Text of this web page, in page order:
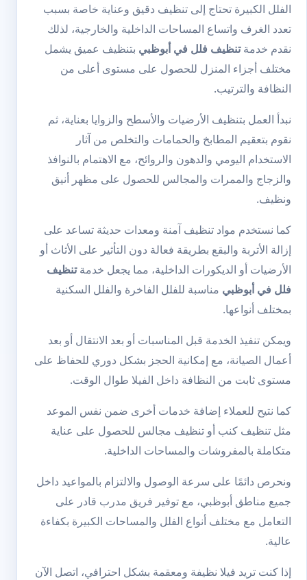
الفلل الكبيرة تحتاج إلى تنظيف دقيق وعناية خاصة بسبب
تعدد الغرف واتساع المساحات الداخلية والخارجية، لذلك
نقدم خدمةتنظيف فلل في أبوظبي بتنظيف عميق يشمل
مختلف أجزاء المنزل للحصول على مستوى أعلى من
النظافة والترتيب.
نبدأ العمل بتنظيف الأرضيات والأسطح والزوايا بعناية، ثم
نقوم بتعقيم المطابخ والحمامات والتخلص من آثار
الاستخدام اليومي والدهون والروائح، مع الاهتمام بالنوافذ
والزجاج والممرات والمجالس للحصول على مظهر أنيق
ونظيف.
كما نستخدم مواد تنظيف آمنة ومعدات حديثة تساعد على
إزالة الأتربة والبقع بطريقة فعالة دون التأثير على الأثاث أو
الأرضيات أو الديكورات الداخلية، مما يجعل خدمةتنظيف
فلل في أبوظبي مناسبة للفلل الفاخرة والفلل السكنية
بمختلف أنواعها.
ويمكن تنفيذ الخدمة قبل المناسبات أو بعد الانتقال أو بعد
أعمال الصيانة، مع إمكانية الحجز بشكل دوري للحفاظ على
مستوى ثابت من النظافة داخل الفيلا طوال الوقت.
كما نتيح للعملاء إضافة خدمات أخرى ضمن نفس الموعد
مثل تنظيف كنب أو تنظيف مجالس للحصول على عناية
متكاملة بالمفروشات والمساحات الداخلية.
ونحرص دائمًا على سرعة الوصول والالتزام بالمواعيد داخل
جميع مناطق أبوظبي، مع توفير فريق مدرب قادر على
التعامل مع مختلف أنواع الفلل والمساحات الكبيرة بكفاءة
عالية.
إذا كنت تريد فيلا نظيفة ومعقمة بشكل احترافي، اتصل الآن